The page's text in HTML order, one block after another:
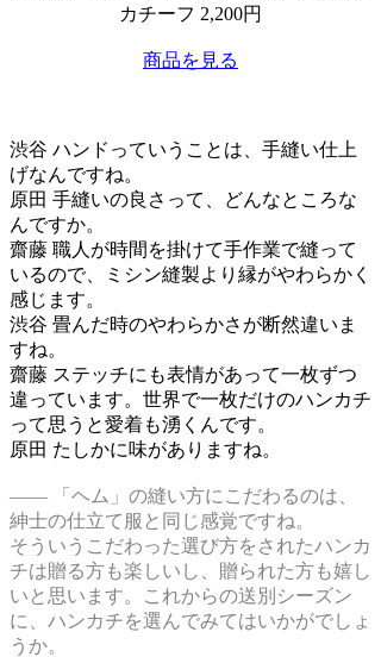
カチーフ 2,200円
商品を見る
渋谷 ハンドっていうことは、手縫い仕上
げなんですね。
原田 手縫いの良さって、どんなところな
んですか。
齋藤 職人が時間を掛けて手作業で縫って
いるので、ミシン縫製より縁がやわらかく
感じます。
渋谷 畳んだ時のやわらかさが断然違いま
すね。
齋藤 ステッチにも表情があって一枚ずつ
違っています。世界で一枚だけのハンカチ
って思うと愛着も湧くんです。
原田 たしかに味がありますね。
―― 「ヘム」の縫い方にこだわるのは、
紳士の仕立て服と同じ感覚ですね。
そういうこだわった選び方をされたハンカ
チは贈る方も楽しいし、贈られた方も嬉し
いと思います。これからの送別シーズン
に、ハンカチを選んでみてはいかがでしょ
うか。